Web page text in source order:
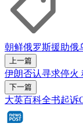
朝鲜俄罗斯援助俄
上一篇
伊朗否认寻求停火
下一篇
大英百科全书起诉